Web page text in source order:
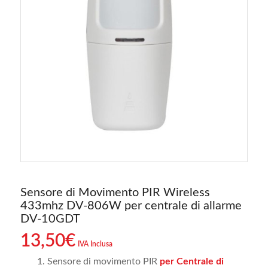
Sensore di Movimento PIR Wireless
433mhz DV-806W per centrale di allarme
DV-10GDT
13,50€ IVA Inclusa
Sensore di movimento PIR per Centrale di